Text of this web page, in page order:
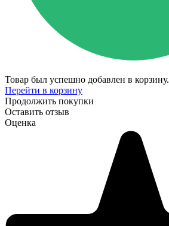
Товар был успешно добавлен в корзину.
Перейти в корзину
Продолжить покупки
Оставить отзыв
Оценка